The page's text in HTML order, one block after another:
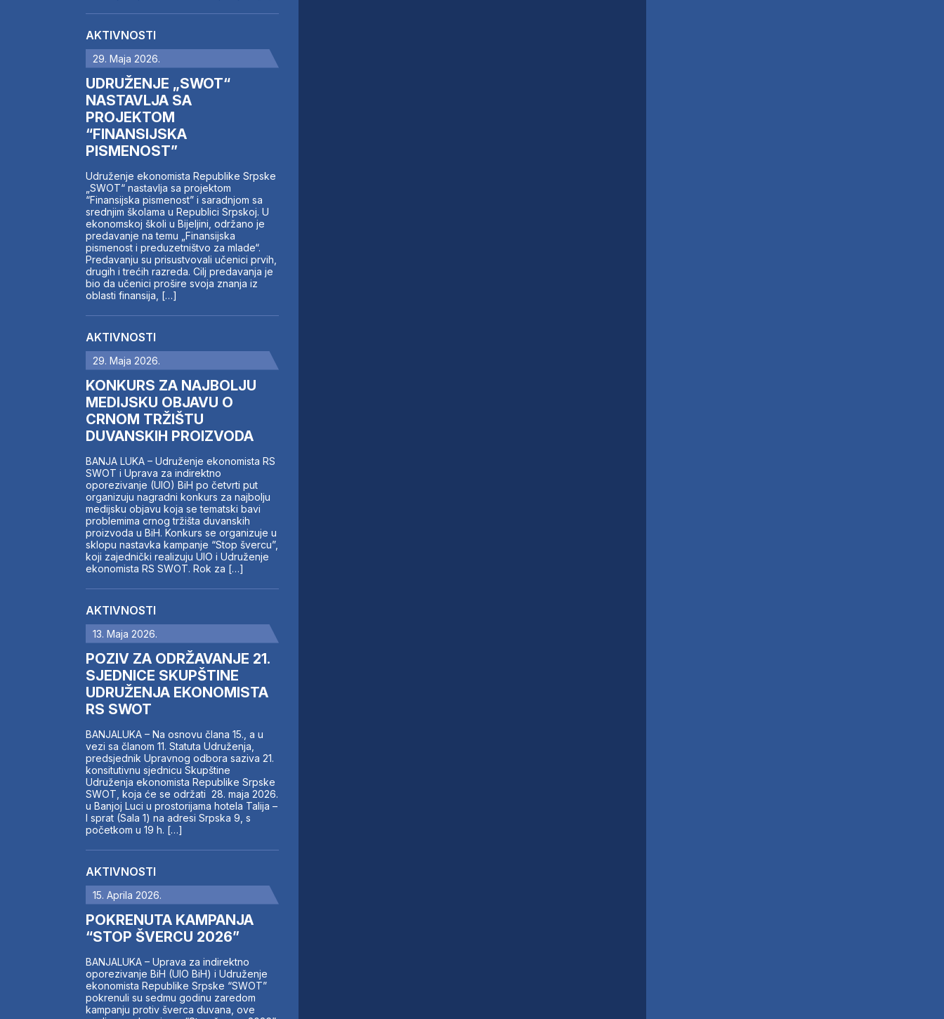
AKTIVNOSTI
29. Maja 2026.
UDRUŽENJE „SWOT“
NASTAVLJA SA
PROJEKTOM
“FINANSIJSKA
PISMENOST”
Udruženje ekonomista Republike Srpske
„SWOT“ nastavlja sa projektom
“Finansijska pismenost” i saradnjom sa
srednjim školama u Republici Srpskoj. U
ekonomskoj školi u Bijeljini, održano je
predavanje na temu „Finansijska
pismenost i preduzetništvo za mlade“.
Predavanju su prisustvovali učenici prvih,
drugih i trećih razreda. Cilj predavanja je
bio da učenici prošire svoja znanja iz
oblasti finansija, […]
AKTIVNOSTI
29. Maja 2026.
KONKURS ZA NAJBOLJU
MEDIJSKU OBJAVU O
CRNOM TRŽIŠTU
DUVANSKIH PROIZVODA
BANJA LUKA – Udruženje ekonomista RS
SWOT i Uprava za indirektno
oporezivanje (UIO) BiH po četvrti put
organizuju nagradni konkurs za najbolju
medijsku objavu koja se tematski bavi
problemima crnog tržišta duvanskih
proizvoda u BiH. Konkurs se organizuje u
sklopu nastavka kampanje “Stop švercu”,
koji zajednički realizuju UIO i Udruženje
ekonomista RS SWOT. Rok za […]
AKTIVNOSTI
13. Maja 2026.
POZIV ZA ODRŽAVANJE 21.
SJEDNICE SKUPŠTINE
UDRUŽENJA EKONOMISTA
RS SWOT
BANJALUKA – Na osnovu člana 15., a u
vezi sa članom 11. Statuta Udruženja,
predsjednik Upravnog odbora saziva 21.
konsitutivnu sjednicu Skupštine
Udruženja ekonomista Republike Srpske
SWOT, koja će se održati 28. maja 2026.
u Banjoj Luci u prostorijama hotela Talija –
I sprat (Sala 1) na adresi Srpska 9, s
početkom u 19 h. […]
AKTIVNOSTI
15. Aprila 2026.
POKRENUTA KAMPANJA
“STOP ŠVERCU 2026”
BANJALUKA – Uprava za indirektno
oporezivanje BiH (UIO BiH) i Udruženje
ekonomista Republike Srpske “SWOT”
pokrenuli su sedmu godinu zaredom
kampanju protiv šverca duvana, ove